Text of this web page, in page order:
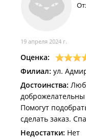
19 апреля 2024 г.
Оценка:
Филиал: ул.
Достоинства:
Помогут
сделать заказ.
Недостатки: Нет